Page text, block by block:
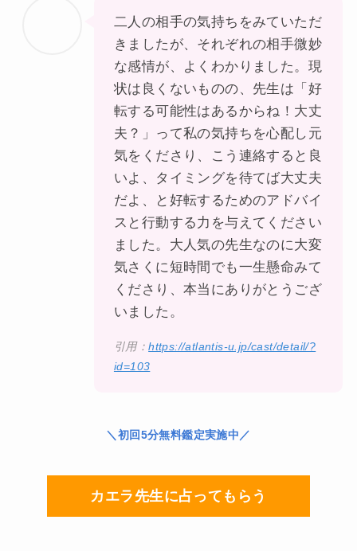
二人の相手の気持ちをみていただ
きましたが、それぞれの相手微妙
な感情が、よくわかりました。現
状は良くないものの、先生は「好
転する可能性はあるからね！大丈
夫？」って私の気持ちを心配し元
気をくださり、こう連絡すると良
いよ、タイミングを待てば大丈夫
だよ、と好転するためのアドバイ
スと行動する力を与えてください
ました。大人気の先生なのに大変
気さくに短時間でも一生懸命みて
くださり、本当にありがとうござ
いました。
引用：https://atlantis-u.jp/cast/detail/?
id=103
＼初回5分無料鑑定実施中／
カエラ先生に占ってもらう